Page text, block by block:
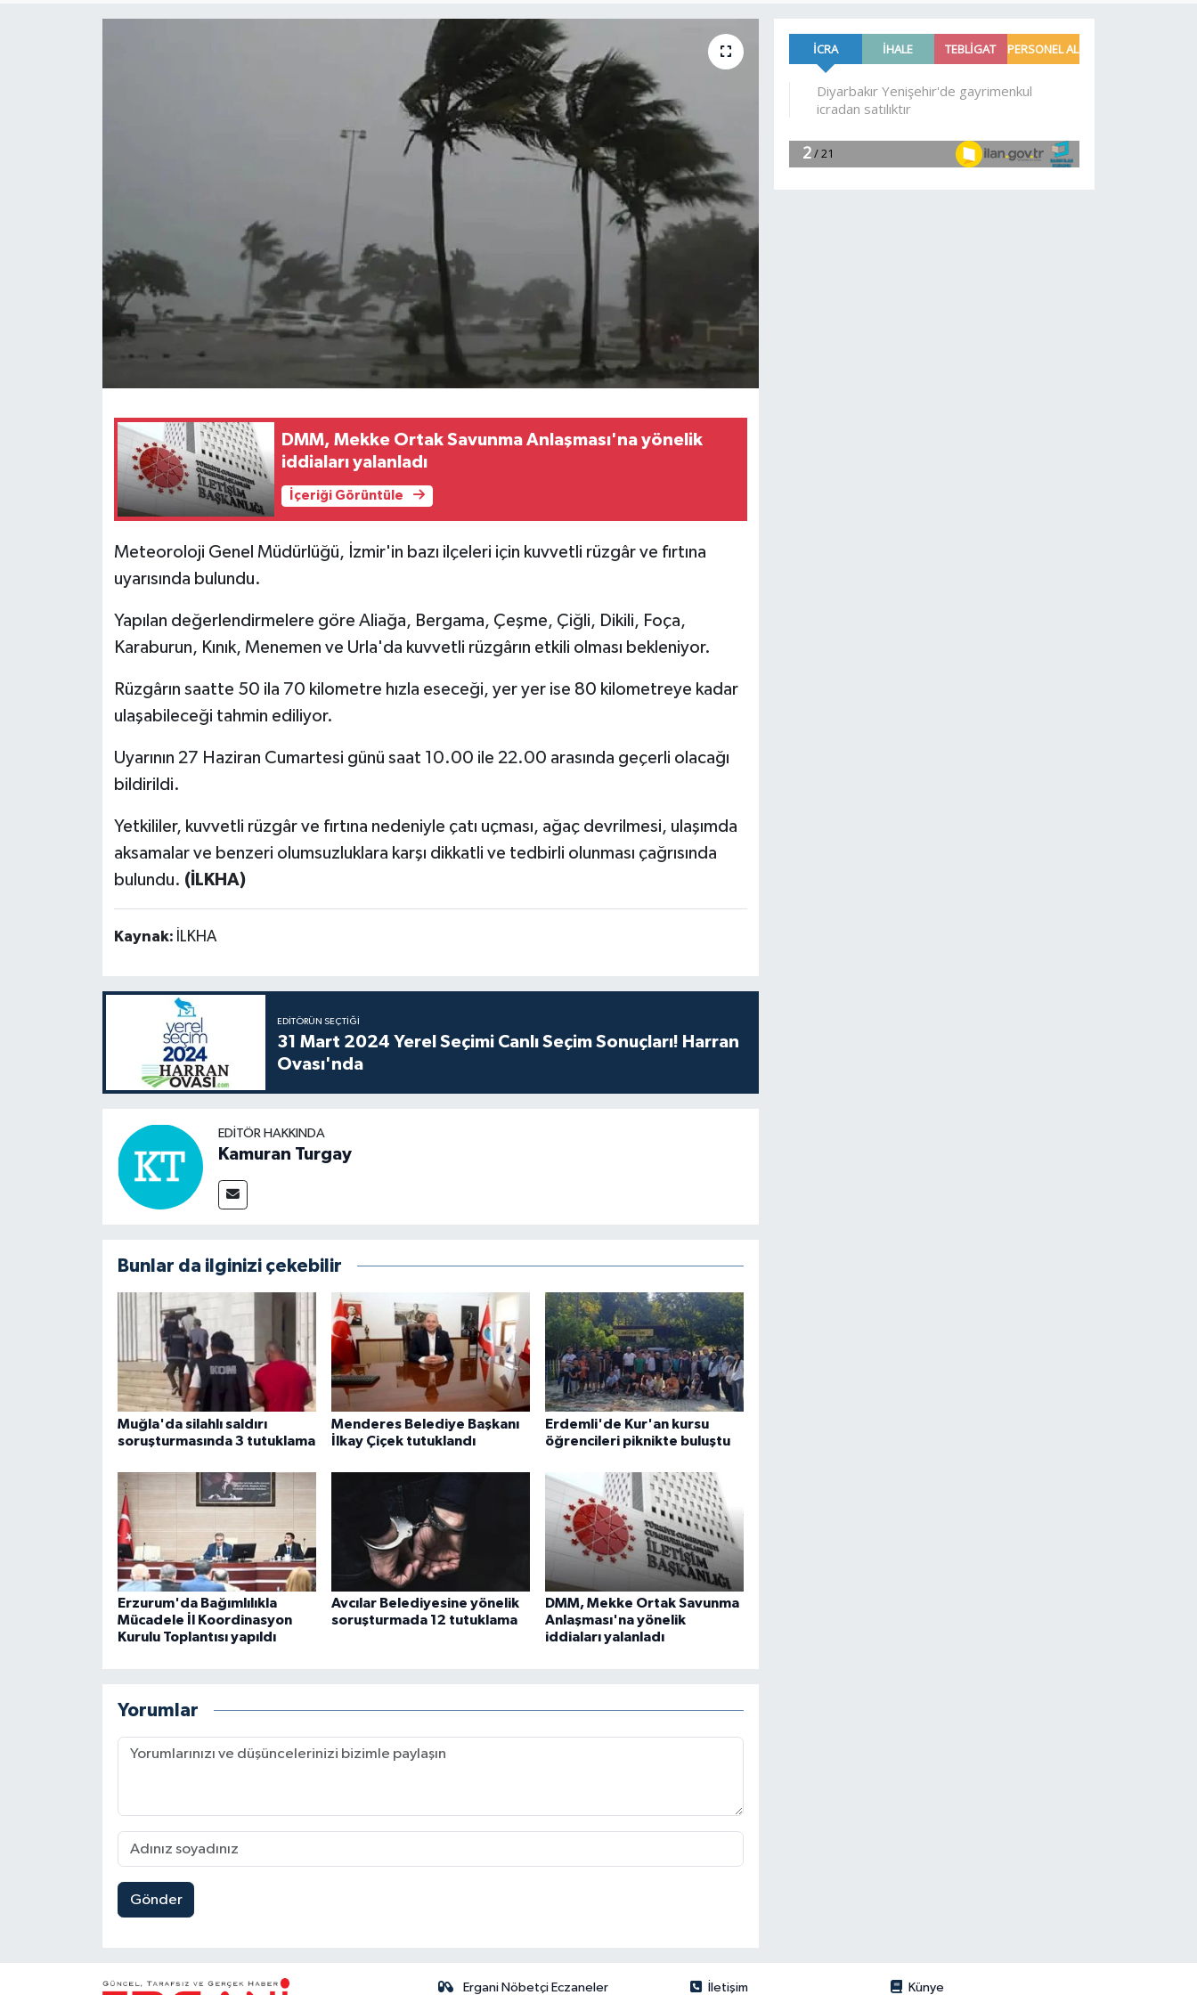
DMM, Mekke Ortak Savunma Anlaşması'na yönelik
iddiaları yalanladı
İçeriği Görüntüle
Meteoroloji Genel Müdürlüğü, İzmir'in bazı ilçeleri için kuvvetli rüzgâr ve fırtına
uyarısında bulundu.
Yapılan değerlendirmelere göre Aliağa, Bergama, Çeşme, Çiğli, Dikili, Foça,
Karaburun, Kınık, Menemen ve Urla'da kuvvetli rüzgârın etkili olması bekleniyor.
Rüzgârın saatte 50 ila 70 kilometre hızla eseceği, yer yer ise 80 kilometreye kadar
ulaşabileceği tahmin ediliyor.
Uyarının 27 Haziran Cumartesi günü saat 10.00 ile 22.00 arasında geçerli olacağı
bildirildi.
Yetkililer, kuvvetli rüzgâr ve fırtına nedeniyle çatı uçması, ağaç devrilmesi, ulaşımda
aksamalar ve benzeri olumsuzluklara karşı dikkatli ve tedbirli olunması çağrısında
bulundu. (İLKHA)
Kaynak: İLKHA
EDITÖRÜN SEÇTIĞI
31 Mart 2024 Yerel Seçimi Canlı Seçim Sonuçları! Harran
Ovası'nda
EDITÖR HAKKINDA
Kamuran Turgay
Bunlar da ilginizi çekebilir
Muğla'da silahlı saldırı
soruşturmasında 3 tutuklama
Menderes Belediye Başkanı
İlkay Çiçek tutuklandı
Erdemli'de Kur'an kursu
öğrencileri piknikte buluştu
Erzurum'da Bağımlılıkla
Mücadele İl Koordinasyon
Kurulu Toplantısı yapıldı
Avcılar Belediyesine yönelik
soruşturmada 12 tutuklama
DMM, Mekke Ortak Savunma
Anlaşması'na yönelik
iddiaları yalanladı
Yorumlar
Gönder
Ergani Nöbetçi Eczaneler İletişim Künye